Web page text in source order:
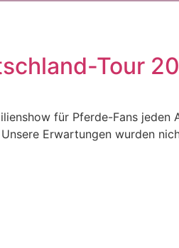
Tour
für Pferde-Fans
Erwartungen wurden